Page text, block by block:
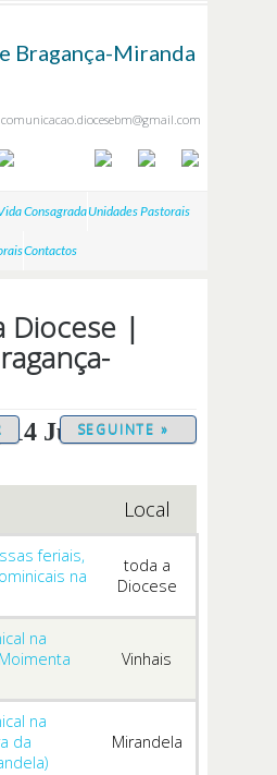
Bragança-Miranda
comunicacao.diocesebm@gmail.com
ConsagradaUnidades Pastorais
Contactos
Diocese |
14 Junho 2026
SEGUINTE »
Local
feriais,
na
toda a
Diocese
na
Vinhais
na
da
Mirandela